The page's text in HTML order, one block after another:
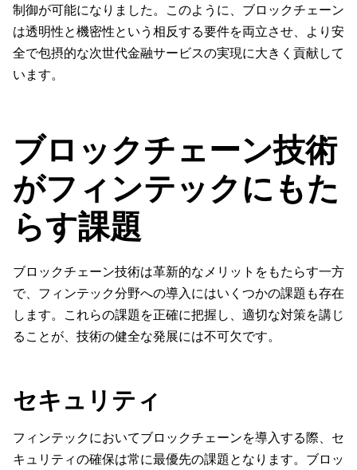
制御が可能になりました。このように、ブロックチェーン
は透明性と機密性という相反する要件を両立させ、より安
全で包摂的な次世代金融サービスの実現に大きく貢献して
います。
ブロックチェーン技術
がフィンテックにもた
らす課題
ブロックチェーン技術は革新的なメリットをもたらす一方
で、フィンテック分野への導入にはいくつかの課題も存在
します。これらの課題を正確に把握し、適切な対策を講じ
ることが、技術の健全な発展には不可欠です。
セキュリティ
フィンテックにおいてブロックチェーンを導入する際、セ
キュリティの確保は常に最優先の課題となります。ブロッ